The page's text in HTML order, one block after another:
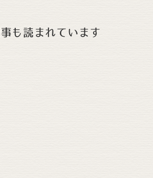
も読まれています